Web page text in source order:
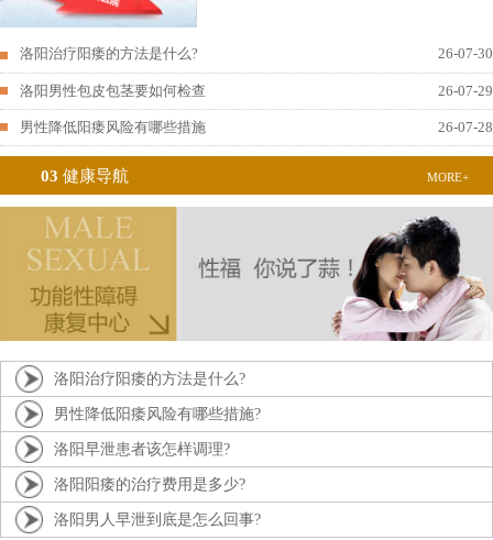
洛阳治疗阳痿的方法是什么? 26-07-30
洛阳男性包皮包茎要如何检查 26-07-29
男性降低阳痿风险有哪些措施 26-07-28
03 健康导航 MORE+
洛阳治疗阳痿的方法是什么?
男性降低阳痿风险有哪些措施?
洛阳早泄患者该怎样调理?
洛阳阳痿的治疗费用是多少?
洛阳男人早泄到底是怎么回事?